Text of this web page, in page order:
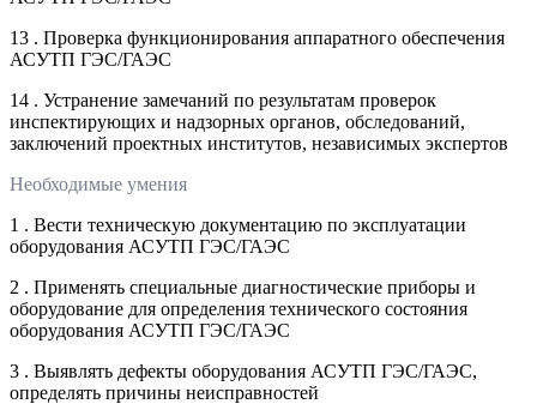
13 . Проверка функционирования аппаратного обеспечения
АСУТП ГЭС/ГАЭС
14 . Устранение замечаний по результатам проверок
инспектирующих и надзорных органов, обследований,
заключений проектных институтов, независимых экспертов
Необходимые умения
1 . Вести техническую документацию по эксплуатации
оборудования АСУТП ГЭС/ГАЭС
2 . Применять специальные диагностические приборы и
оборудование для определения технического состояния
оборудования АСУТП ГЭС/ГАЭС
3 . Выявлять дефекты оборудования АСУТП ГЭС/ГАЭС,
определять причины неисправностей